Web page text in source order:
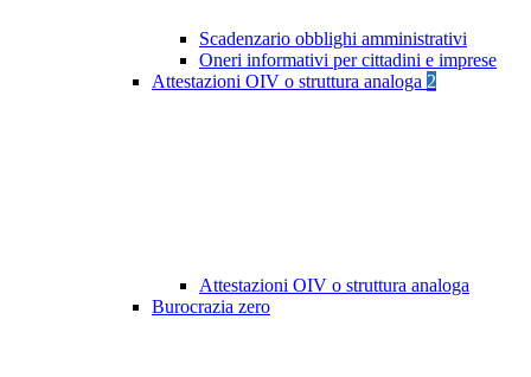
Scadenzario obblighi amministrativi
Oneri informativi per cittadini e imprese
Attestazioni OIV o struttura analoga 2
Attestazioni OIV o struttura analoga
Burocrazia zero